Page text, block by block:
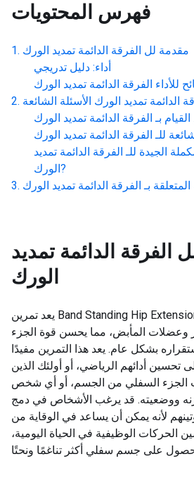
فهرس المحتويات
مقدمة لل الفرقة الدائمة تمديد الورك
أداء: دليل تدريجي
للأداء الفرقة الدائمة تمديد الورك
الدائمة تمديد الورك الأسئلة الشائعة
بـ الفرقة الدائمة تمديد الورك
للـ الفرقة الدائمة تمديد الورك
الجيدة للـ الفرقة الدائمة تمديد
الورك?
بـ الفرقة الدائمة تمديد الورك
الفرقة الدائمة تمديد
الورك
يعد تمرين Band Standing Hip Extension تمرينًا مستهدفًا يقوي
وعضلات المأبض، مما يحسن قوة الجزء
بشكل عام. يعد هذا التمرين مفيدًا
تحسين أدائهم الرياضي، أو أولئك الذين
الجزء السفلي من الجسم، أو أي شخص
ووضعيته. قد يرغب الأشخاص في دمج
لأنه يمكن أن يساعد في الوقاية من
الحركات الوظيفية في الحياة اليومية،